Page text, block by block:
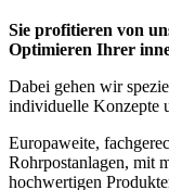
Sie profitieren von
Optimieren Ihrer
Dabei gehen wir
individuelle Konzepte
Europaweite,
Rohrpostanlagen, mit
hochwertigen